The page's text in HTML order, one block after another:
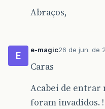
Abraços,
E
e-magic26 de jun. de
Caras
Acabei de entrar
foram invadidos. !